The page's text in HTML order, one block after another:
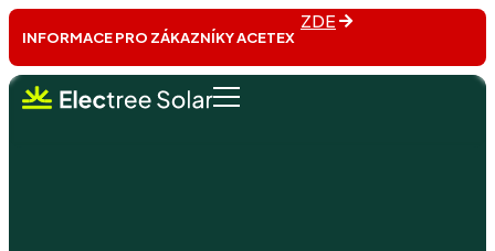
INFORMACE PRO ZÁKAZNÍKY ACETEX
ZDE